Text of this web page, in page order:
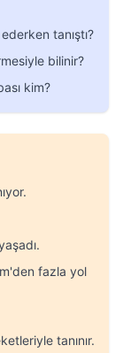
tanıştı?
bilinir?
kim?
fazla yol
tanınır.